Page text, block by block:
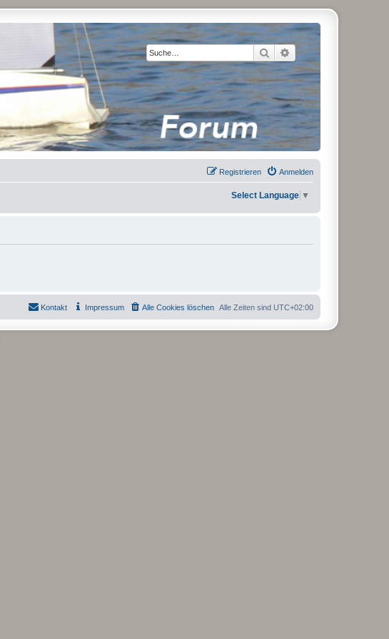
Suche Erweiterte Suche
Anmelden
Registrieren
Select Language ▼
Alle Zeiten sind UTC+02:00
Alle Cookies löschen
Impressum
Kontakt